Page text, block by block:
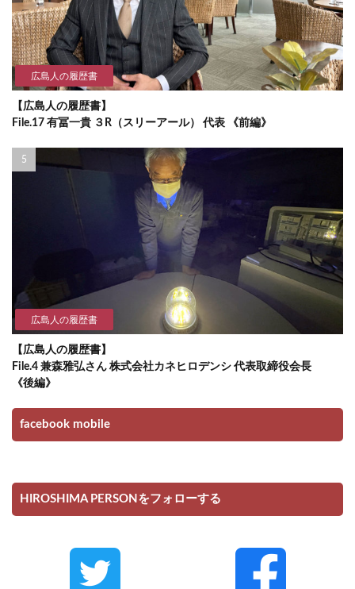
広島人の履歴書
【広島人の履歴書】
File.17 有冨一貴 ３R（スリーアール） 代表 《前編》
広島人の履歴書
【広島人の履歴書】
File.4 兼森雅弘さん 株式会社カネヒロデンシ 代表取締役会長
《後編》
facebook mobile
HIROSHIMA PERSONをフォローする